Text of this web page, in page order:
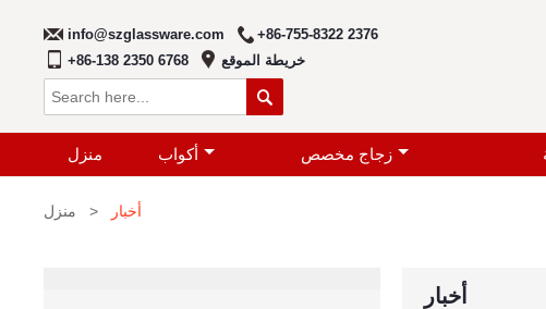
info@szglassware.com
+86-755-8322 2376
+86-138 2350 6768
خريطة الموقع

منزل أكواب زجاج مخصص
منزل > أخبار
أخبار